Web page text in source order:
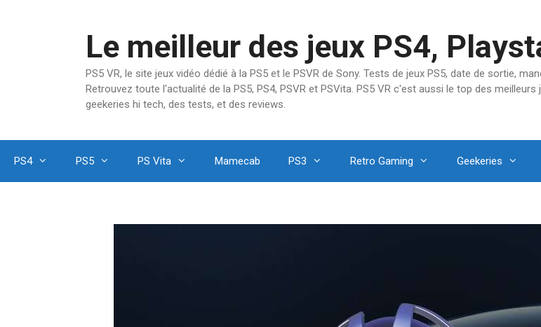
Le meilleur des jeux PS4,
PS5 VR, le site jeux vidéo dédié à la PS5 et le PSVR de Sony. Tests de jeux PS5, date de sortie,
Retrouvez toute l'actualité de la PS5, PS4, PSVR et PSVita. PS5 VR c'est aussi le top des
geekeries hi tech, des tests, et des reviews.
PS4 PS5 PS Vita Mamecab PS3 Retro Gaming Geekeries